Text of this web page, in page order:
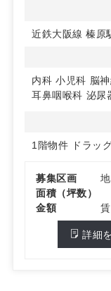
施設があり、日
内科、小児科、
科、耳鼻咽喉科
広い診療科目で
近鉄大阪線 榛原
内科 小児科 脳
耳鼻咽喉科 泌尿
1階物件
ドラッ
募集区画
面積（坪数）
金額
詳細